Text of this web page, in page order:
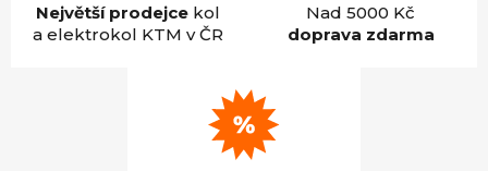
Největší prodejcekol
a elektrokol KTM v ČR
Nad 5000 Kč
doprava zdarma